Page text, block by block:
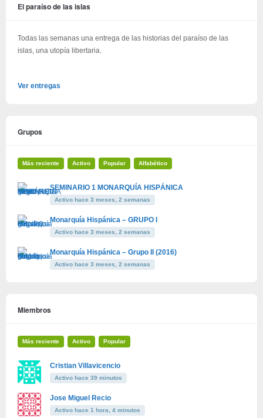
El paraíso de las islas
Todas las semanas una entrega de las historias del paraíso de las
islas, una utopía libertaria.
Ver entregas
Grupos
Más reciente Activo Popular Alfabético
SEMINARIO 1 MONARQUÍA HISPÁNICA
Activo hace 3 meses, 2 semanas
Monarquía Hispánica – GRUPO I
Activo hace 3 meses, 2 semanas
Monarquía Hispánica – Grupo II (2016)
Activo hace 3 meses, 2 semanas
Miembros
Más reciente Activo Popular
Cristian Villavicencio
Activo hace 39 minutos
Jose Miguel Recio
Activo hace 1 hora, 4 minutos